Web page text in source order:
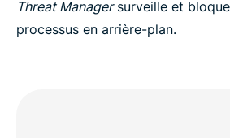
Threat Managersurveille et
processus en arrière-plan.